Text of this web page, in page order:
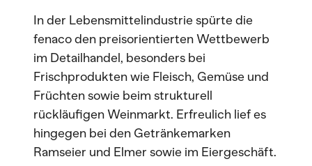
In der Lebensmittelindustrie spürte die
fenaco den preisorientierten Wettbewerb
im Detailhandel, besonders bei
Frischprodukten wie Fleisch, Gemüse und
Früchten sowie beim strukturell
rückläufigen Weinmarkt. Erfreulich lief es
hingegen bei den Getränkemarken
Ramseier und Elmer sowie im Eiergeschäft.